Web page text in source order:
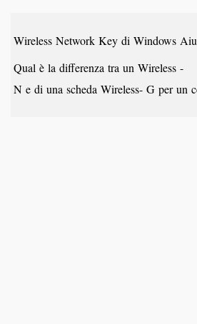
Wireless Network Key di Windows
Qual è la differenza tra un Wireless -
N e di una scheda Wireless- G per un